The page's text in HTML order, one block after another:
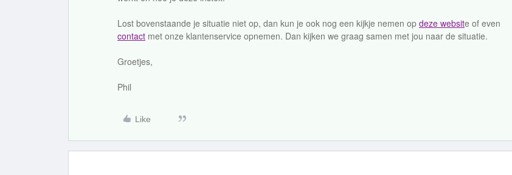
Lost bovenstaande je situatie niet op, dan kun je ook nog een kijkje nemen op deze website of even
contact met onze klantenservice opnemen. Dan kijken we graag samen met jou naar de situatie.
Groetjes,
Phil
Like